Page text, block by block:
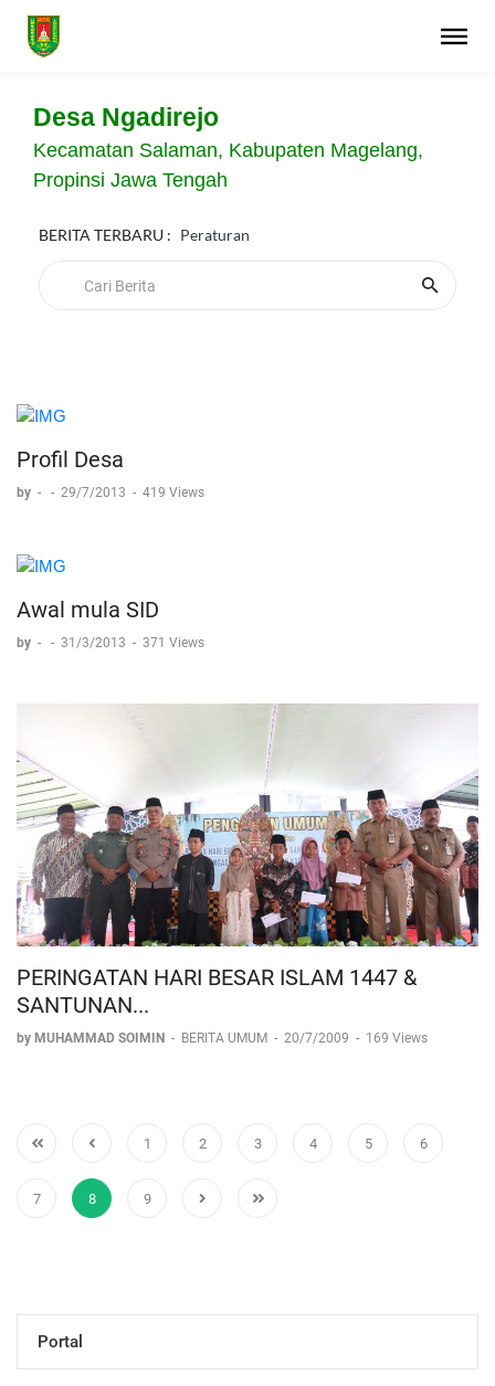
Desa Ngadirejo
Kecamatan Salaman, Kabupaten Magelang,
Propinsi Jawa Tengah
BERITA TERBARU : Peraturan
Profil Desa
by - - 29/7/2013 - 419 Views
Awal mula SID
by - - 31/3/2013 - 371 Views
PERINGATAN HARI BESAR ISLAM 1447 &
SANTUNAN...
by MUHAMMAD SOIMIN - BERITA UMUM - 20/7/2009 - 169 Views
1 2 3 4 5 6
7 8 9
Portal